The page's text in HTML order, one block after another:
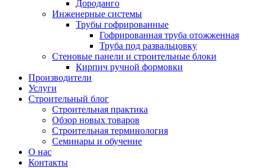
Дороданго
Инженерные системы
Трубы гофрированные
Гофрированная труба отожженная
Труба под развальцовку
Стеновые панели и строительные блоки
Кирпич ручной формовки
Производители
Услуги
Строительный блог
Строительная практика
Обзор новых товаров
Строительная терминология
Семинары и обучение
О нас
Контакты